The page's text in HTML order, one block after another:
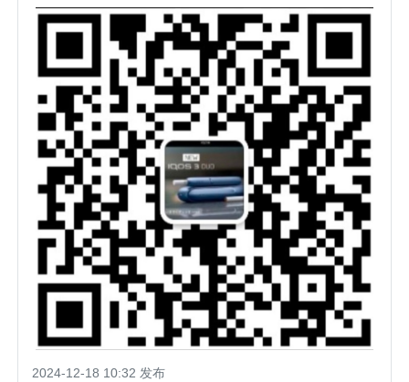
2024-12-18 10:32 发布